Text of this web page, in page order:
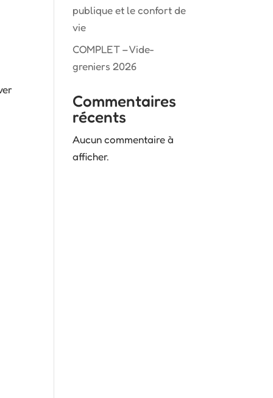
publique et le confort de
vie
COMPLET – Vide-
greniers 2026
Commentaires
récents
Aucun commentaire à
afficher.